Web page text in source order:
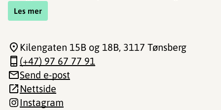
Les mer
Kilengaten 15B og 18B, 3117 Tønsberg
(+47) 97 67 77 91
Send e-post
Nettside
Instagram